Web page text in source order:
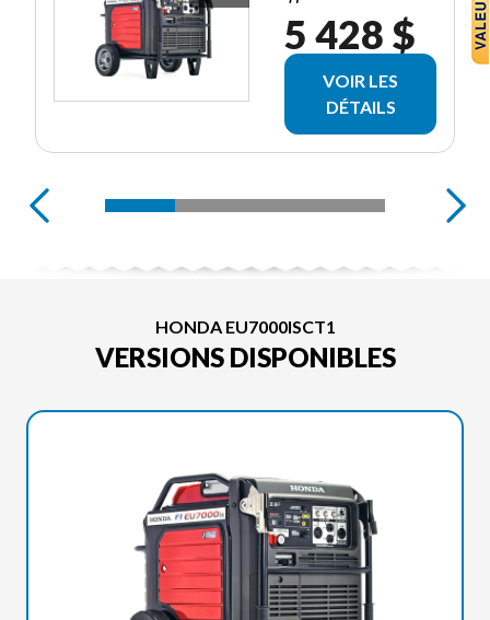
5 428 $
VOIR LES
DÉTAILS
HONDA EU7000ISCT1
VERSIONS DISPONIBLES